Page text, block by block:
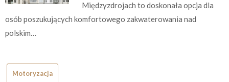
Międzyzdrojach to doskonała opcja dla
osób poszukujących komfortowego zakwaterowania nad
polskim…
Motoryzacja